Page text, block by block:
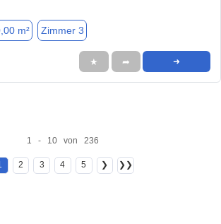
m² Zimmer 3
★ ➦ ➜
1 - 10 von 236
2 3 4 5 ❯ ❯❯